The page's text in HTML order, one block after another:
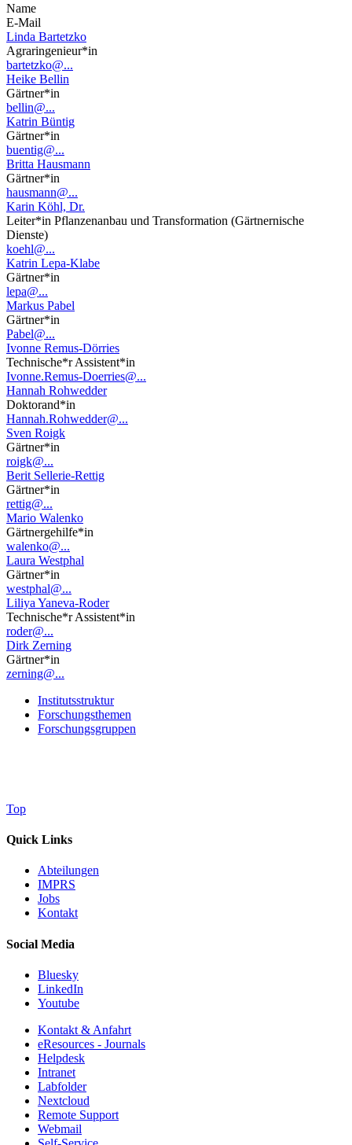
Name
E-Mail
Linda Bartetzko
Agraringenieur*in
bartetzko@...
Heike Bellin
Gärtner*in
bellin@...
Katrin Büntig
Gärtner*in
buentig@...
Britta Hausmann
Gärtner*in
hausmann@...
Karin Köhl, Dr.
Leiter*in Pflanzenanbau und Transformation (Gärtnernische
Dienste)
koehl@...
Katrin Lepa-Klabe
Gärtner*in
lepa@...
Markus Pabel
Gärtner*in
Pabel@...
Ivonne Remus-Dörries
Technische*r Assistent*in
Ivonne.Remus-Doerries@...
Hannah Rohwedder
Doktorand*in
Hannah.Rohwedder@...
Sven Roigk
Gärtner*in
roigk@...
Berit Sellerie-Rettig
Gärtner*in
rettig@...
Mario Walenko
Gärtnergehilfe*in
walenko@...
Laura Westphal
Gärtner*in
westphal@...
Liliya Yaneva-Roder
Technische*r Assistent*in
roder@...
Dirk Zerning
Gärtner*in
zerning@...
Institutsstruktur
Forschungsthemen
Forschungsgruppen
Top
Quick Links
Abteilungen
IMPRS
Jobs
Kontakt
Social Media
Bluesky
LinkedIn
Youtube
Kontakt & Anfahrt
eResources - Journals
Helpdesk
Intranet
Labfolder
Nextcloud
Remote Support
Webmail